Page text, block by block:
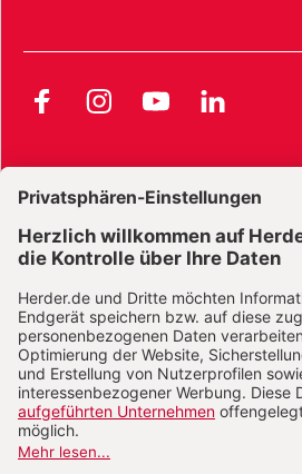
FacebookInstagramYouTubeLinkedIn
Widerrufsbelehrung E-
Widerrufsbelehrung
Datenschutz Social Media
Vertrag